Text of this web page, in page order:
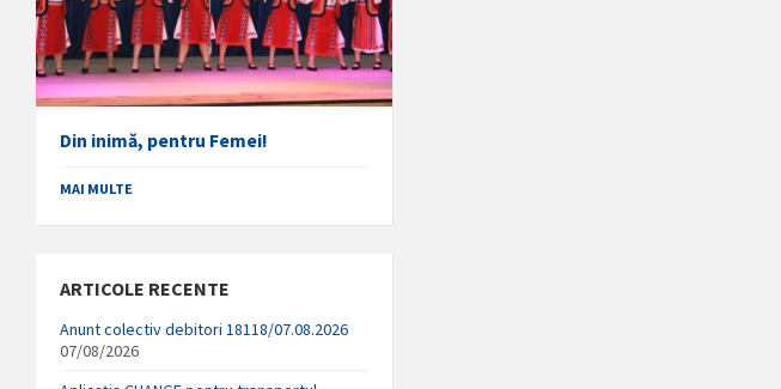
Din inimă, pentru Femei!
MAI MULTE
ARTICOLE RECENTE
Anunt colectiv debitori 18118/07.08.2026
07/08/2026